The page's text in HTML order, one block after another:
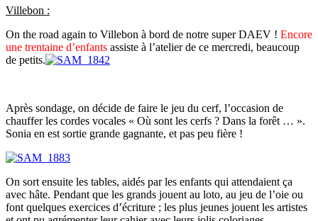
Villebon :
On the road again to Villebon à bord de notre super DAEV ! Encore
une trentaine d’enfants assiste à l’atelier de ce mercredi, beaucoup
de petits.
Après sondage, on décide de faire le jeu du cerf, l’occasion de
chauffer les cordes vocales « Où sont les cerfs ? Dans la forêt … ».
Sonia en est sortie grande gagnante, et pas peu fière !
On sort ensuite les tables, aidés par les enfants qui attendaient ça
avec hâte. Pendant que les grands jouent au loto, au jeu de l’oie ou
font quelques exercices d’écriture ; les plus jeunes jouent les artistes